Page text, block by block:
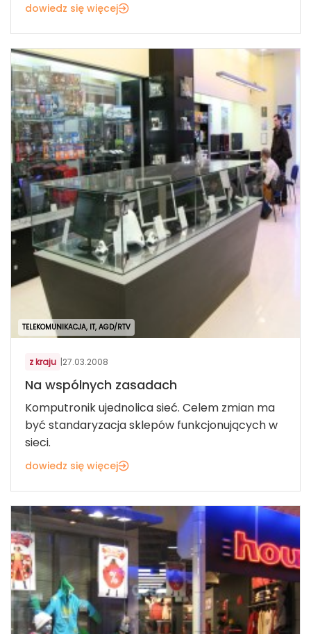
dowiedz się więcej
TELEKOMUNIKACJA, IT, AGD/RTV
z kraju |27.03.2008
Na wspólnych zasadach
Komputronik ujednolica sieć. Celem zmian ma
być standaryzacja sklepów funkcjonujących w
sieci.
dowiedz się więcej